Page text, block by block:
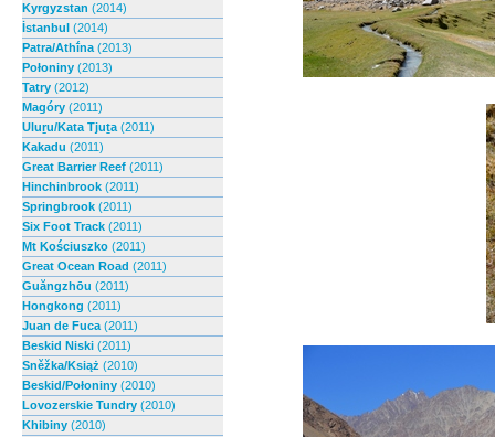
Kyrgyzstan (2014)
İstanbul (2014)
Patra/Athī́na (2013)
Połoniny (2013)
Tatry (2012)
Magóry (2011)
Uluṟu/Kata Tjuṯa (2011)
Kakadu (2011)
Great Barrier Reef (2011)
Hinchinbrook (2011)
Springbrook (2011)
Six Foot Track (2011)
Mt Kościuszko (2011)
Great Ocean Road (2011)
Guăngzhōu (2011)
Hongkong (2011)
Juan de Fuca (2011)
Beskid Niski (2011)
Sněžka/Książ (2010)
Beskid/Połoniny (2010)
Lovozerskie Tundry (2010)
Khibiny (2010)